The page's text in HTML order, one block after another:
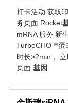
打卡活动 获取
务页面 Rocket
mRNA 服务 新
TurboCHO™蛋
时长>2min，
页面 基因